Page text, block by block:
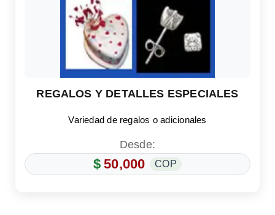
REGALOS Y DETALLES ESPECIALES
Variedad de regalos o adicionales
Desde:
$ 50,000 COP